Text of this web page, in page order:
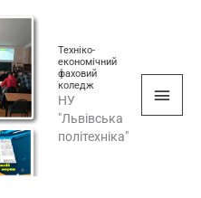
Техніко-
економічний
фаховий
коледж
НУ
"Львівська
політехніка"